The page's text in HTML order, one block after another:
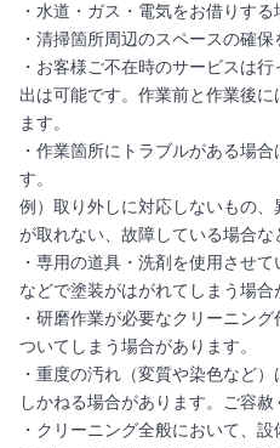
・水道・ガス・電気をお借りする
・清掃箇所周辺のスペースの確保
・お客様ご不在時のサービスは
出は可能です。作業前と作業後
ます。
・作業箇所にトラブルがある場
す。
例）取り外しに対応しないもの
が取れない、故障している場合な
・専用の道具・洗剤を使用させ
などで塗装がはがれてしまう場合
・研磨作業が必要なクリーニン
ついてしまう場合があります。
・重度の汚れ（変質や染色など
しかねる場合があります。ご容赦
・クリーニング全般において、